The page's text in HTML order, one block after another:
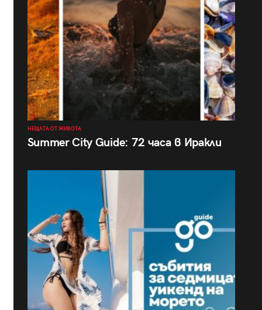
НЕЩАТА ОТ ЖИВОТА
Summer City Guide: 72 часа в Иракли